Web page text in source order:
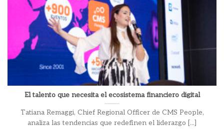
El talento que necesita el ecosistema financiero digital
Tatiana Remaggi, Chief Regional Officer de CMS People,
analiza las tendencias que redefinen el liderazgo [...]